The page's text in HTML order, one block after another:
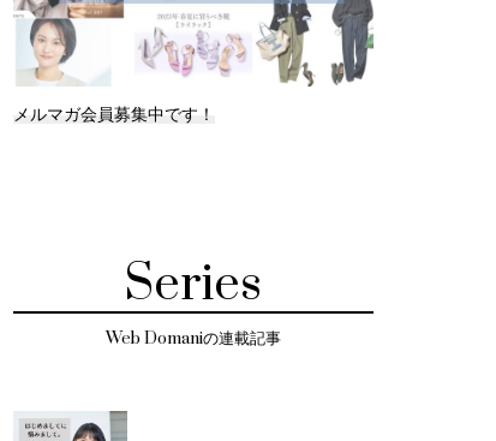
メルマガ会員募集中です！
Series
Web Domaniの連載記事